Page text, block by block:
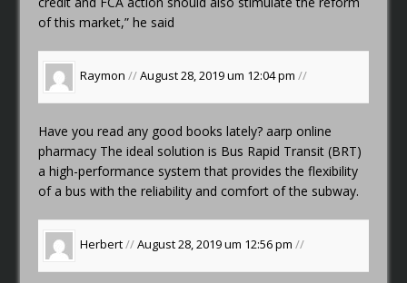
of this market,” he said
Raymon //August 28, 2019 um 12:04 pm//
Have you read any good books lately?aarp online
pharmacy The ideal solution is Bus Rapid Transit (BRT)
a high-performance system that provides the flexibility
of a bus with the reliability and comfort of the subway.
Herbert//August 28, 2019 um 12:56 pm//